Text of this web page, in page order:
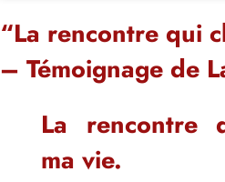
“La rencontre qui
– Témoignage de
La rencontre
ma vie.